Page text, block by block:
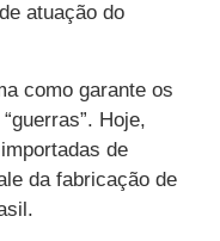
atuação do
como garante os
Hoje,
de
da fabricação de